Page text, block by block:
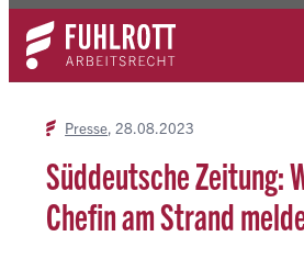
Zum
Inhalt
springen
Kontakt
Presse 28.08.2023
Süddeutsche Zeitung:
Chefin am Strand